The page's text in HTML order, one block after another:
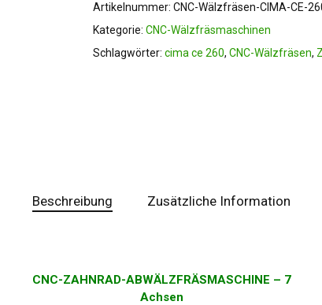
Artikelnummer: CNC-Wälzfräsen-CIMA-CE-
Kategorie: CNC-Wälzfräsmaschinen
Schlagwörter: cima ce 260, CNC-Wälzfräsen,
Beschreibung Zusätzliche Information
CNC-ZAHNRAD-ABWÄLZFRÄSMASCHINE – 7
Achsen